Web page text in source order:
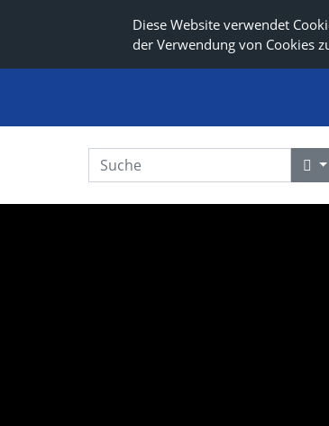
Diese Website verwendet
der Verwendung von Cookies